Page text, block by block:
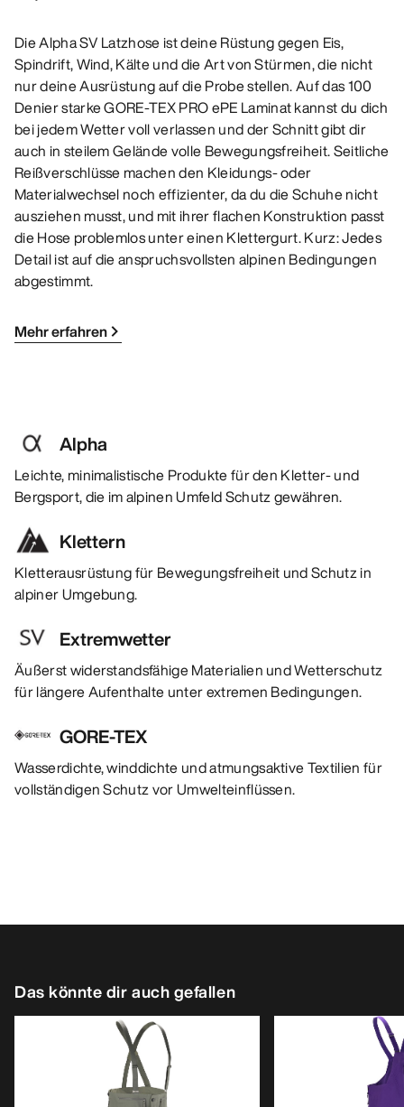
Die Alpha SV Latzhose ist deine Rüstung gegen Eis,
Spindrift, Wind, Kälte und die Art von Stürmen, die nicht
nur deine Ausrüstung auf die Probe stellen. Auf das 100
Denier starke GORE-TEX PRO ePE Laminat kannst du dich
bei jedem Wetter voll verlassen und der Schnitt gibt dir
auch in steilem Gelände volle Bewegungsfreiheit. Seitliche
Reißverschlüsse machen den Kleidungs- oder
Materialwechsel noch effizienter, da du die Schuhe nicht
ausziehen musst, und mit ihrer flachen Konstruktion passt
die Hose problemlos unter einen Klettergurt. Kurz: Jedes
Detail ist auf die anspruchsvollsten alpinen Bedingungen
abgestimmt.
Mehr erfahren
Alpha
Leichte, minimalistische Produkte für den Kletter- und
Bergsport, die im alpinen Umfeld Schutz gewähren.
Klettern
Kletterausrüstung für Bewegungsfreiheit und Schutz in
alpiner Umgebung.
Extremwetter
Äußerst widerstandsfähige Materialien und Wetterschutz
für längere Aufenthalte unter extremen Bedingungen.
GORE-TEX
Wasserdichte, winddichte und atmungsaktive Textilien für
vollständigen Schutz vor Umwelteinflüssen.
Das könnte dir auch gefallen